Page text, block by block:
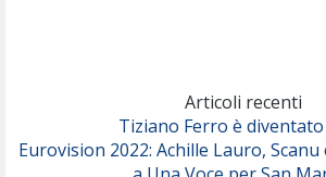
Serenamente
Articoli recenti
Tiziano Ferro è
Eurovision 2022: Achille Lauro,